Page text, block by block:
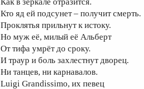
Кто яд ей подсунет – получит смерть.
Проклятья прильнут к истоку.
Но муж её, милый её Альберт
От тифа умрёт до сроку.
И траур и боль захлестнут дворец.
Ни танцев, ни карнавалов.
Luigi Grandissimo, их певец